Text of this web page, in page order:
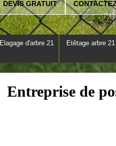
DEVIS GRATUIT
Elagage d'arbre 21 Etêtage arbre 21
Entreprise de